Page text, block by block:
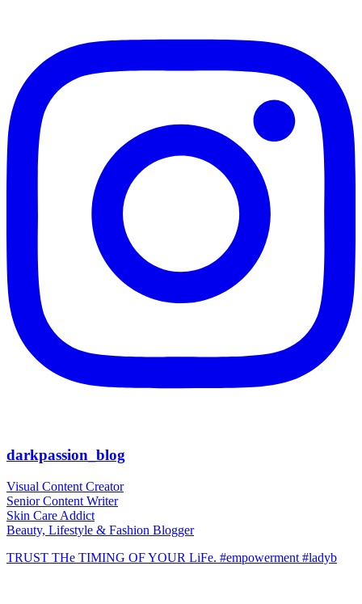
darkpassion_blog
Visual Content Creator
Senior Content Writer
Skin Care Addict
Beauty, Lifestyle & Fashion Blogger
TRUST THe TIMING OF YOUR LiFe. #empowerment #ladyb